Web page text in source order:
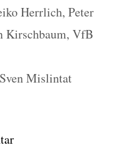
Herrlich, Peter
Kirschbaum, VfB
Mislintat